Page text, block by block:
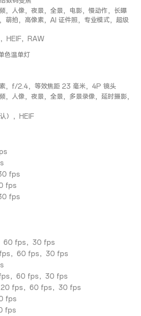
，人像，夜景，全景，电影，慢动作，长曝
萌拍，高像素，AI 证件照，专业模式，超级
HEIF，RAW
色温单灯
，f/2.4，等效焦距 23 毫米，4P 镜头
，人像，夜景，全景，多景录像，延时摄影，
），HEIF
fps
fps
fps
60 fps，30 fps
fps，60 fps，30 fps
fps，60 fps，30 fps
fps，60 fps，30 fps
fps
fps